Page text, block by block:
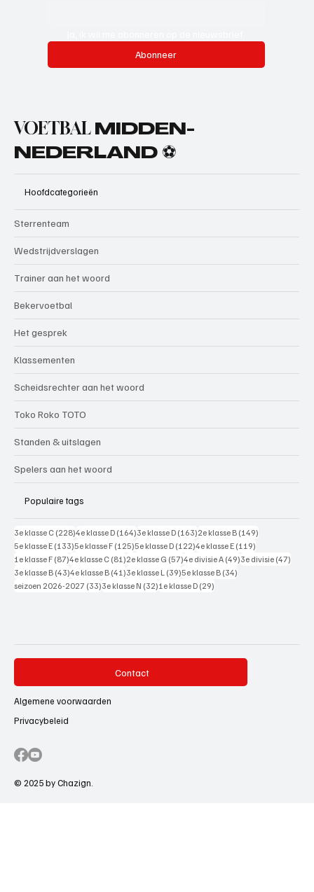
Abonneer
VOETBAL MIDDEN-
NEDERLAND ⚽
Hoofdcategorieën
Sterrenteam
Wedstrijdverslagen
Trainer aan het woord
Bekervoetbal
Het gesprek
Klassementen
Scheidsrechter aan het woord
Toko Roko TOTO
Standen & uitslagen
Spelers aan het woord
Populaire tags
3e klasse C (228)228 posts
4e klasse D (164)164 posts
3e klasse D (163)163 posts
2e klasse B (149)
5e klasse E (133)133 posts
5e klasse F (125)125 posts
5e klasse D (122)122 posts
4e klasse E (119)
1e klasse F (87)87 posts
4e klasse C (81)81 posts
2e klasse G (57)57 posts
4e divisie A (49)49 posts
3e divisie (47)
3e klasse B (43)43 posts
4e klasse B (41)41 posts
3e klasse L (39)39 posts
5e klasse B (34)
seizoen 2026-2027 (33)33 posts
3e klasse N (32)32 posts
1e klasse D (29)
Contact
Algemene voorwaarden
Privacybeleid
© 2025 by Chazign.